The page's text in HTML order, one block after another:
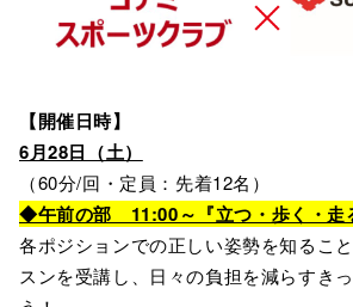
【開催日時】
6月28日（土）
（60分/回・定員：先着12名）
◆午前の部 11:00～『立つ・歩く・走
各ポジションでの正しい姿勢を知るこ
スンを受講し、日々の負担を減らすき